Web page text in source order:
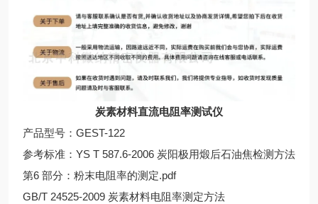
炭素材料直流电阻率测试仪
产品型号：GEST-122
参考标准：YS T 587.6-2006 炭阳极用煅后石油焦检测方法
第6 部分：粉末电阻率的测定.pdf
GB/T 24525-2009 炭素材料电阻率测定方法